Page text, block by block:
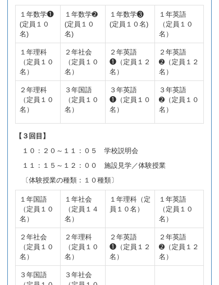
１年数学❶
(定員１０
名)
１年数学➋
(定員１０
名)
１年数学❸
(定員１０名)
１年英語
（定員１０
名）
１年理科
（定員１０
名）
２年社会
（定員１０
名）
２年英語
❶（定員１２
名）
２年英語
➋（定員１２
名）
２年理科
（定員１０
名）
３年国語
（定員１０
名）
３年英語
❶（定員１０
名）
３年英語
➋（定員１０
名）
【３回目】
１０：２０～１１：０５ 学校説明会
１１：１５～１２：００ 施設見学／体験授業
〔体験授業の種類：１０種類〕
１年国語
（定員１０
名）
１年社会
（定員１４
名）
１年理科（定
員１０名）
１年英語
（定員１０
名）
２年社会
（定員１０
名）
２年理科
（定員１０
名）
２年英語
❶（定員１２
名）
２年英語
➋（定員１２
名）
３年国語
３年社会